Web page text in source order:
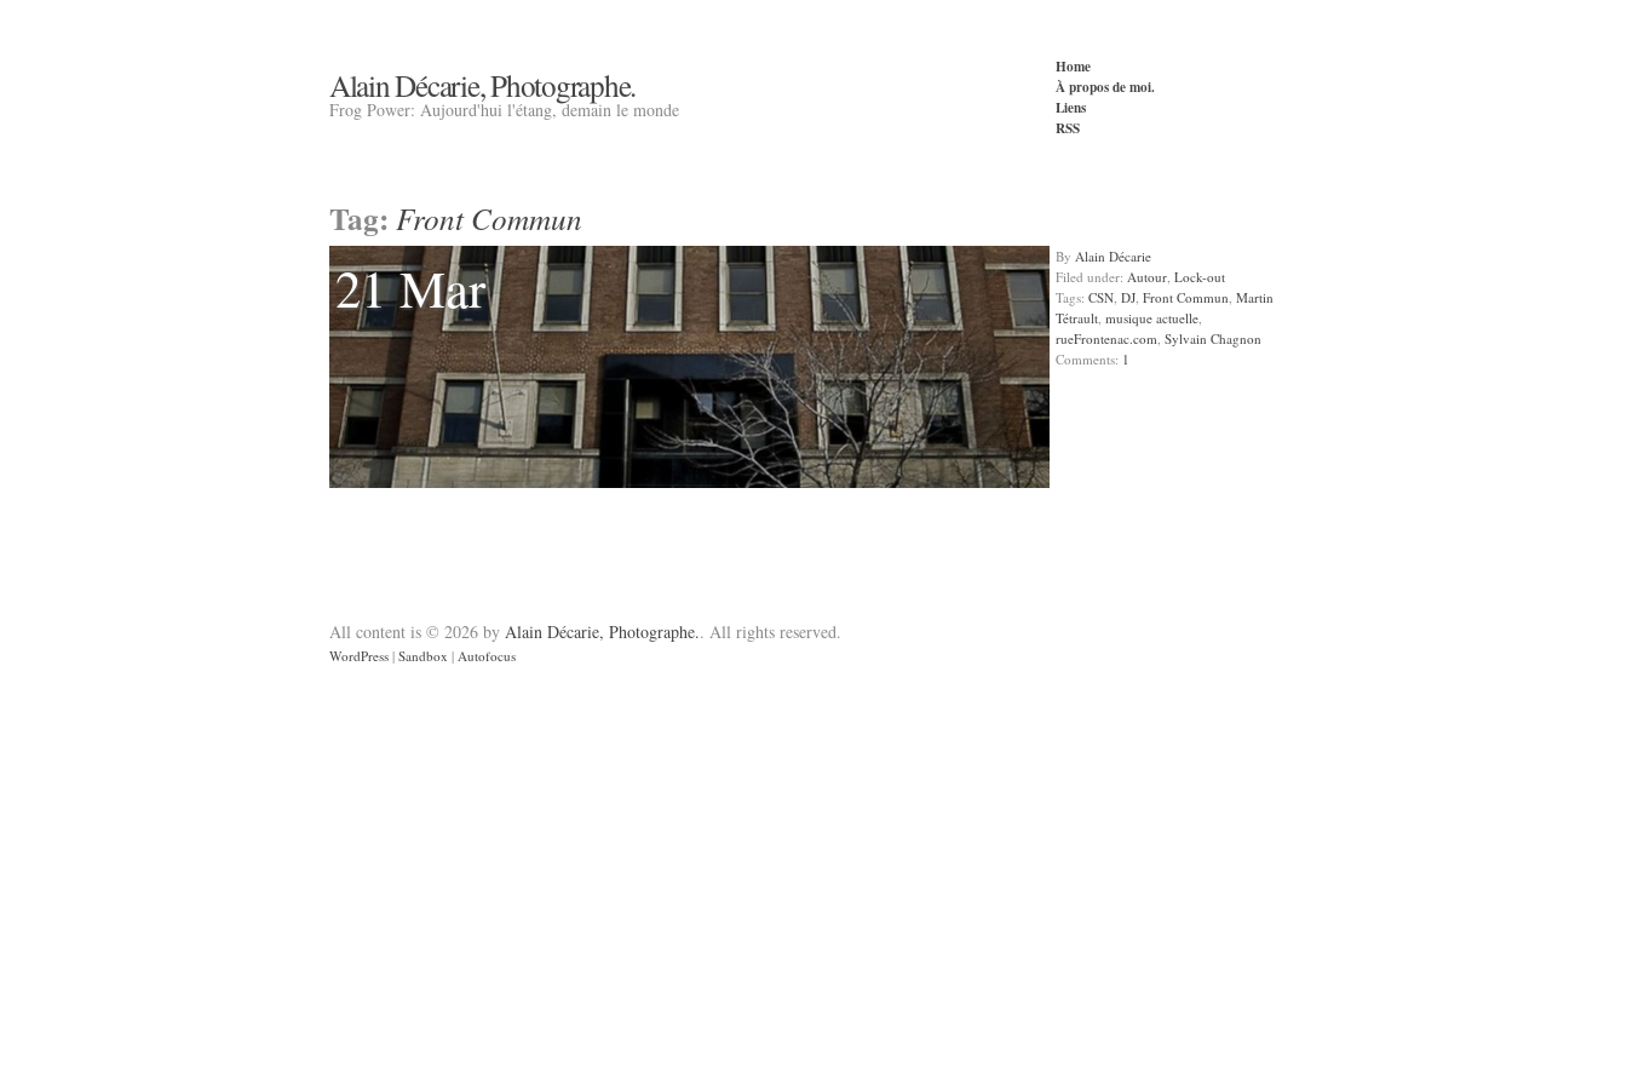
Alain Décarie, Photographe.
Frog Power: Aujourd'hui l'étang, demain le monde
Home
À propos de moi.
Liens
RSS
Tag: Front Commun
21 Mar By Alain Décarie
Filed under: Autour, Lock-out
Tags: CSN, DJ, Front Commun, Martin
Tétrault, musique actuelle,
rueFrontenac.com, Sylvain Chagnon
Comments: 1
All content is © 2026 by Alain Décarie, Photographe.. All rights reserved.
WordPress | Sandbox | Autofocus